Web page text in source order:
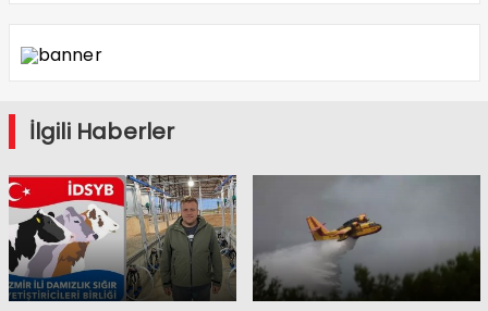
İlgili Haberler